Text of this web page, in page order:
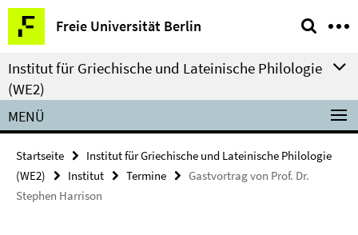
Springe
direkt
zu
Inhalt
Freie Universität Berlin
Service-
Navigation
Institut für Griechische und Lateinische Philologie
(WE2)
MENÜ
Startseite
Institut für Griechische und Lateinische Philologie
(WE2)
Institut Termine
Gastvortrag von Prof. Dr.
Stephen Harrison